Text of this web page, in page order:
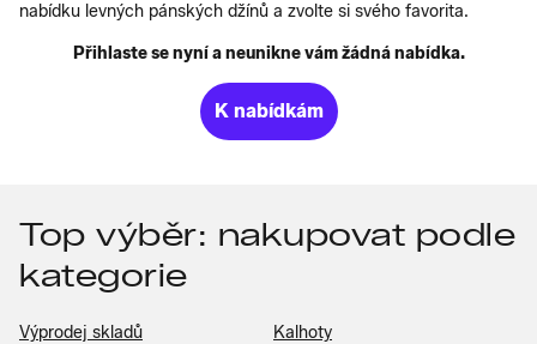
nabídku levných pánských džínů a zvolte si svého favorita.
Přihlaste se nyní a neunikne vám žádná nabídka.
K nabídkám
Top výběr: nakupovat podle
kategorie
Výprodej skladů Kalhoty